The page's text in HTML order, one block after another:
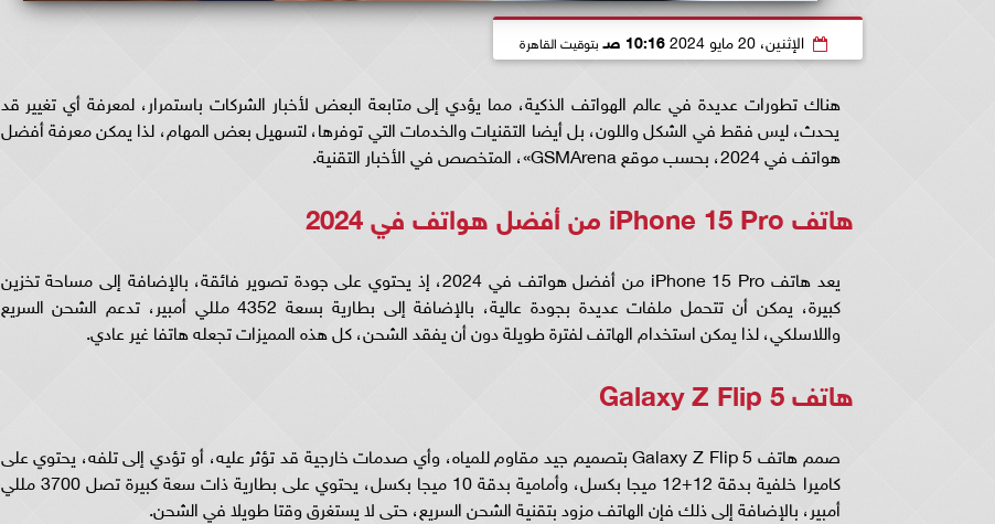
الإثنين، 20 مايو 2024 10:16 صـ بتوقيت القاهرة
هناك تطورات عديدة في عالم الهواتف الذكية، مما يؤدي إلى متابعة البعض لأخبار الشركات باستمرار، لمعرفة أي تغيير قد
يحدث، ليس فقط في الشكل واللون، بل أيضا التقنيات والخدمات التي توفرها، لتسهيل بعض المهام، لذا يمكن معرفة أفضل
هواتف في 2024، بحسب موقع GSMArena»، المتخصص في الأخبار التقنية.
هاتف iPhone 15 Pro من أفضل هواتف في 2024
يعد هاتف iPhone 15 Pro من أفضل هواتف في 2024، إذ يحتوي على جودة تصوير فائقة، بالإضافة إلى مساحة تخزين
كبيرة، يمكن أن تتحمل ملفات عديدة بجودة عالية، بالإضافة إلى بطارية بسعة 4352 مللي أمبير، تدعم الشحن السريع
واللاسلكي، لذا يمكن استخدام الهاتف لفترة طويلة دون أن يفقد الشحن، كل هذه المميزات تجعله هاتفا غير عادي.
هاتف Galaxy Z Flip 5
صمم هاتف Galaxy Z Flip 5 بتصميم جيد مقاوم للمياه، وأي صدمات خارجية قد تؤثر عليه، أو تؤدي إلى تلفه، يحتوي على
كاميرا خلفية بدقة 12+12 ميجا بكسل، وأمامية بدقة 10 ميجا بكسل، يحتوي على بطارية ذات سعة كبيرة تصل 3700 مللي
أمبير، بالإضافة إلى ذلك فإن الهاتف مزود بتقنية الشحن السريع، حتى لا يستغرق وقتا طويلا في الشحن.